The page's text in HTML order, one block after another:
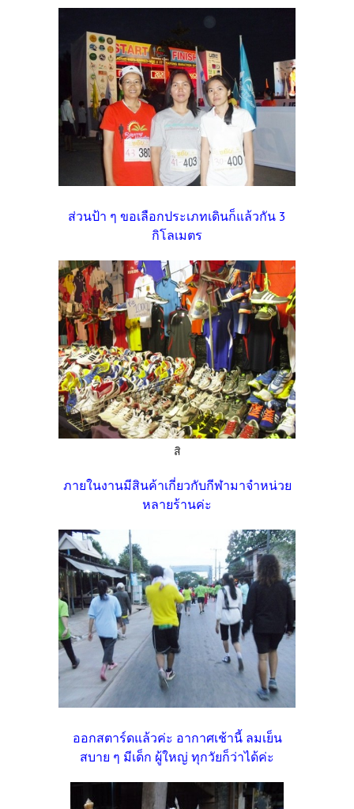
ส่วนป้า ๆ ขอเลือกประเภทเดินก็แล้วกัน 3
กิโลเมตร
สิ
ภายในงานมีสินค้าเกี่ยวกับกีฬามาจำหน่วย
หลายร้านค่ะ
ออกสตาร์ดแล้วค่ะ อากาศเช้านี้ ลมเย็น
สบาย ๆ มีเด็ก ผู้ใหญ่ ทุกวัยก็ว่าได้ค่ะ